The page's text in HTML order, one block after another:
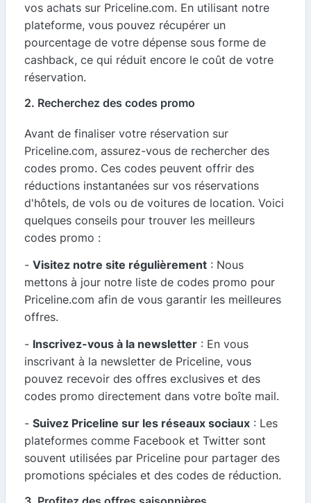
vos achats sur Priceline.com. En utilisant notre
plateforme, vous pouvez récupérer un
pourcentage de votre dépense sous forme de
cashback, ce qui réduit encore le coût de votre
réservation.
2. Recherchez des codes promo
Avant de finaliser votre réservation sur
Priceline.com, assurez-vous de rechercher des
codes promo. Ces codes peuvent offrir des
réductions instantanées sur vos réservations
d'hôtels, de vols ou de voitures de location. Voici
quelques conseils pour trouver les meilleurs
codes promo :
- Visitez notre site régulièrement : Nous
mettons à jour notre liste de codes promo pour
Priceline.com afin de vous garantir les meilleures
offres.
- Inscrivez-vous à la newsletter : En vous
inscrivant à la newsletter de Priceline, vous
pouvez recevoir des offres exclusives et des
codes promo directement dans votre boîte mail.
- Suivez Priceline sur les réseaux sociaux : Les
plateformes comme Facebook et Twitter sont
souvent utilisées par Priceline pour partager des
promotions spéciales et des codes de réduction.